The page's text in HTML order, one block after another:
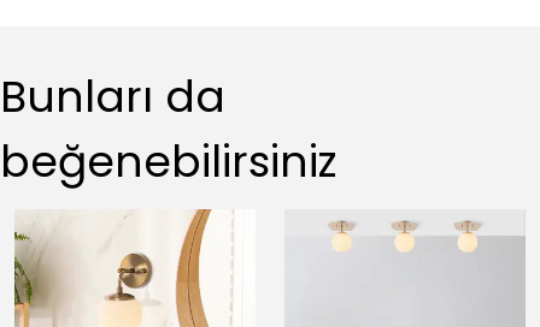
Bunları da
beğenebilirsiniz